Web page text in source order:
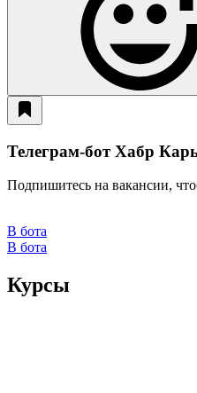
Телеграм-бот Хабр
Подпишитесь на вакансии,
В бота
В бота
Курсы